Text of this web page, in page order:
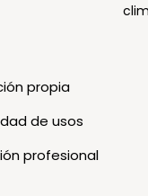
propia
de usos
profesional